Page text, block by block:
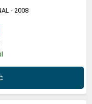
- 2008